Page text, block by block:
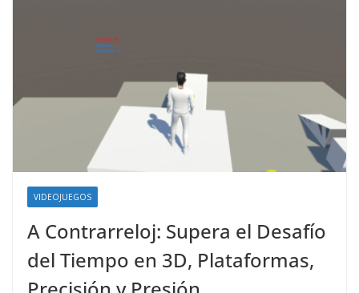
VIDEOJUEGOS
A Contrarreloj: Supera el Desafío
del Tiempo en 3D, Plataformas,